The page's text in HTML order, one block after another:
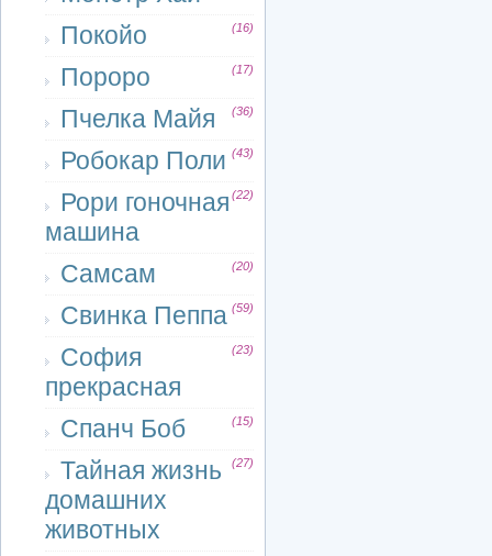
Покойо
(16)
Пороро (17)
Пчелка Майя (36)
Робокар Поли (43)
Рори гоночная
машина
(22)
Самсам (20)
Свинка Пеппа (59)
София
прекрасная
(23)
Спанч Боб (15)
Тайная жизнь
домашних
животных
(27)